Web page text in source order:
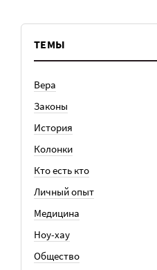
ТЕМЫ
Вера
Законы
История
Колонки
Кто есть кто
Личный опыт
Медицина
Ноу-хау
Общество